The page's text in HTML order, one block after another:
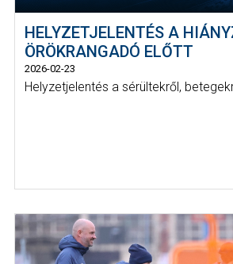
HELYZETJELENTÉS A
ÖRÖKRANGADÓ ELŐTT
2026-02-23
Helyzetjelentés a sérültekről,